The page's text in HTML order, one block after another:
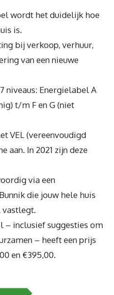
wordt het duidelijk hoe
is.
bij verkoop, verhuur,
van een nieuwe
niveaus: Energielabel A
t/m F en G (niet
VEL (vereenvoudigd
aan. In 2021 zijn deze
via een
die jouw hele huis
vastlegt.
– inclusief suggesties om
– heeft een prijs
en €395,00.